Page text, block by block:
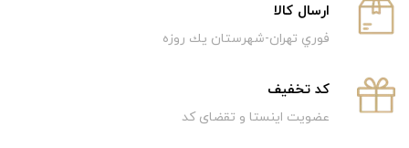
ارسال كالا
فوري تهران-شهرستان يك روزه
كد تخفيف
عضویت اینستا و تقضای کد